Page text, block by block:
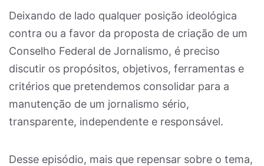
Deixando de lado qualquer posição ideológica
contra ou a favor da proposta de criação de um
Conselho Federal de Jornalismo, é preciso
discutir os propósitos, objetivos, ferramentas e
critérios que pretendemos consolidar para a
manutenção de um jornalismo sério,
transparente, independente e responsável.
Desse episódio, mais que repensar sobre o tema,